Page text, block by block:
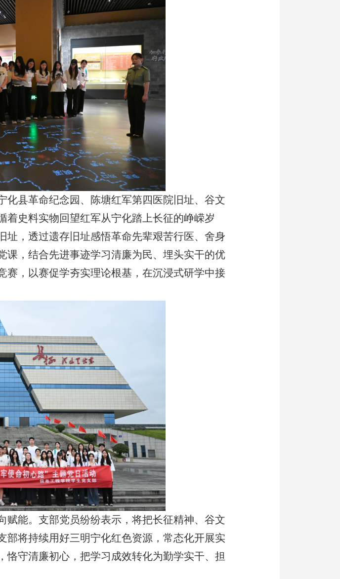
化县革命纪念园、陈塘红军第四医院旧址、谷文
着史料实物回望红军从宁化踏上长征的峥嵘岁
址，透过遗存旧址感悟革命先辈艰苦行医、舍身
，结合先进事迹学习清廉为民、埋头实干的优
赛，以赛促学夯实理论根基，在沉浸式研学中接
赋能。支部党员纷纷表示，将把长征精神、谷文
部将持续用好三明宁化红色资源，常态化开展实
守清廉初心，把学习成效转化为勤学实干、担